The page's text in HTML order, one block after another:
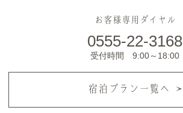
お客様専用ダイヤル
0555-22-3168
受付時間 9:00～18:00
宿泊プラン一覧へ